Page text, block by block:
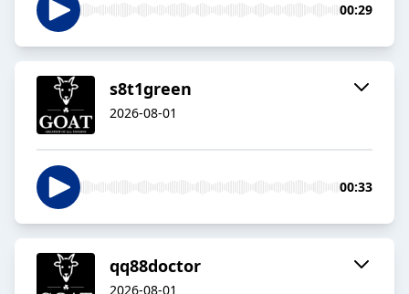
00:29
s8t1green
2026-08-01
00:33
qq88doctor
2026-08-01